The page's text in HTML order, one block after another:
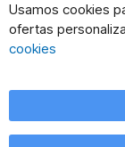
Usamos cookies
ofertas
cookies